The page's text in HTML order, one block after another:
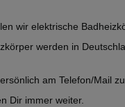
wir elektrische
werden in
am Telefon/Mail
Dir immer weiter.